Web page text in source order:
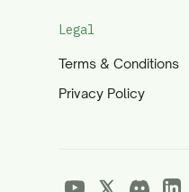
Legal
Terms & Conditions
Privacy Policy